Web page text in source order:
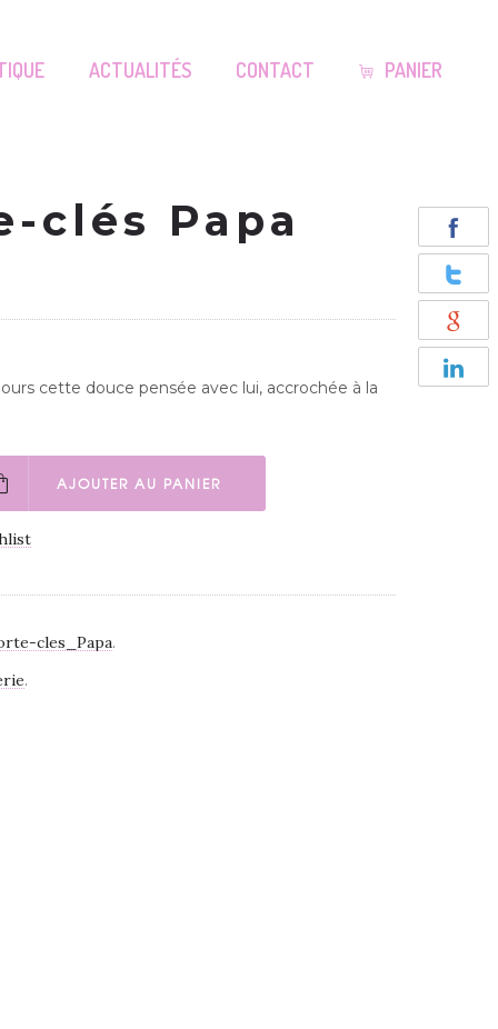
ACTUALITÉS CONTACT PANIER
clés Papa
cette douce pensée avec lui, accrochée à la
AJOUTER AU PANIER
cles_Papa.
.